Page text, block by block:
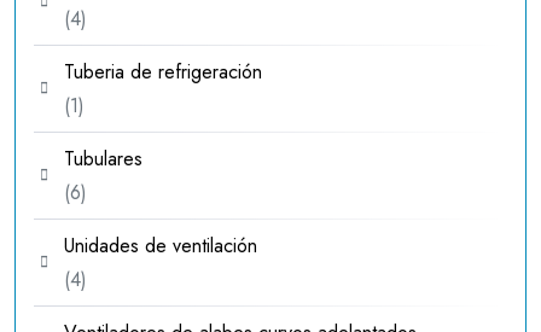
44
productos
Tuberia de refrigeración
11
producto
Tubulares
66
productos
Unidades de ventilación
44
productos